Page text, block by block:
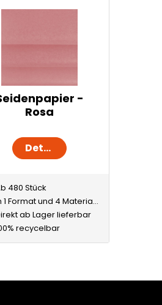
-
Rosa
Details
480 Stück
1 Format und 4 Materialfarben
ab Lager lieferbar
recycelbar